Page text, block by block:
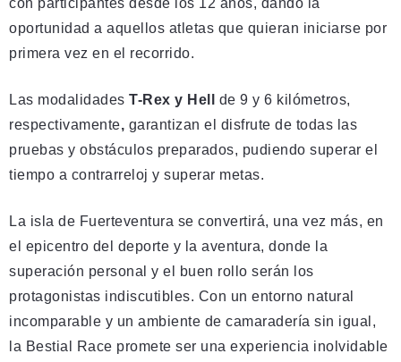
oportunidad a aquellos atletas que quieran iniciarse por
primera vez en el recorrido.
Las modalidades T-Rex y Hell de 9 y 6 kilómetros,
respectivamente, garantizan el disfrute de todas las
pruebas y obstáculos preparados, pudiendo superar el
tiempo a contrarreloj y superar metas.
La isla de Fuerteventura se convertirá, una vez más, en
el epicentro del deporte y la aventura, donde la
superación personal y el buen rollo serán los
protagonistas indiscutibles. Con un entorno natural
incomparable y un ambiente de camaradería sin igual,
la Bestial Race promete ser una experiencia inolvidable